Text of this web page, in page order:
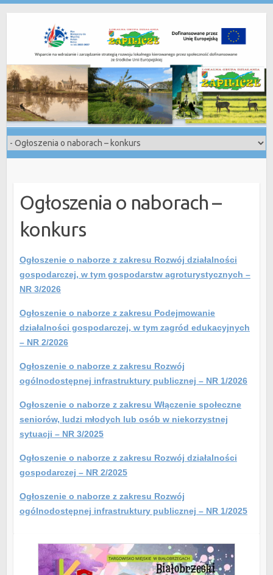
Ogłoszenia o naborach –
konkurs
Ogłoszenie o naborze z zakresu Rozwój działalności
gospodarczej, w tym gospodarstw agroturystycznych –
NR 3/2026
Ogłoszenie o naborze z zakresu Podejmowanie
działalności gospodarczej, w tym zagród edukacyjnych
– NR 2/2026
Ogłoszenie o naborze z zakresu Rozwój
ogólnodostępnej infrastruktury publicznej – NR 1/2026
Ogłoszenie o naborze z zakresu Włączenie społeczne
seniorów, ludzi młodych lub osób w niekorzystnej
sytuacji – NR 3/2025
Ogłoszenie o naborze z zakresu Rozwój działalności
gospodarczej – NR 2/2025
Ogłoszenie o naborze z zakresu Rozwój
ogólnodostępnej infrastruktury publicznej – NR 1/2025